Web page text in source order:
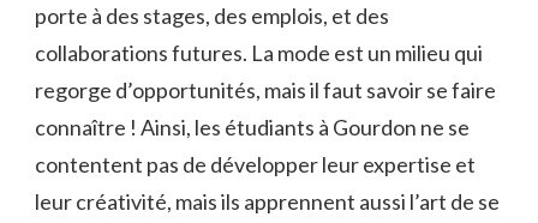
porte à des stages, des emplois, et des
collaborations futures. La mode est un milieu qui
regorge d’opportunités, mais il faut savoir se faire
connaître ! Ainsi, les étudiants à Gourdon ne se
contentent pas de développer leur expertise et
leur créativité, mais ils apprennent aussi l’art de se